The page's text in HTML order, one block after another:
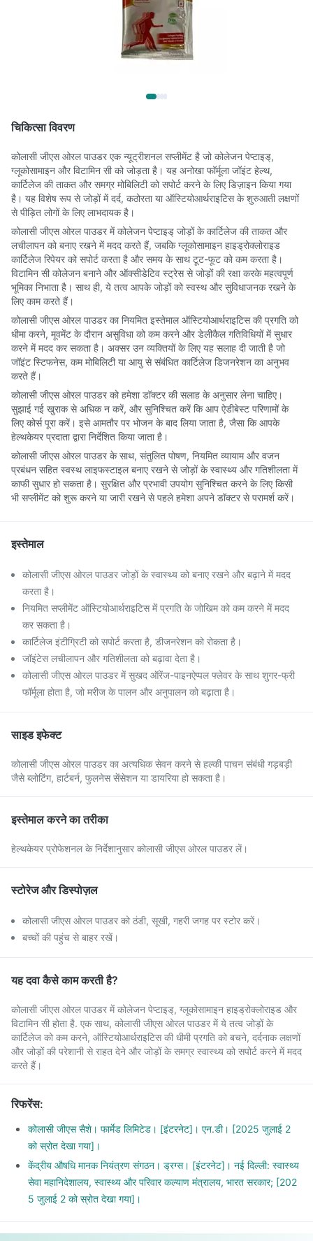
चिकित्सा विवरण
कोलासी जीएस ओरल पाउडर एक न्यूट्रीशनल सप्लीमेंट है जो कोलेजन पेप्टाइड्,
ग्लूकोसामाइन और विटामिन सी को जोड़ता है। यह अनोखा फॉर्मूला जॉइंट हेल्थ,
कार्टिलेज की ताकत और समग्र मोबिलिटी को सपोर्ट करने के लिए डिज़ाइन किया गया
है। यह विशेष रूप से जोड़ों में दर्द, कठोरता या ऑस्टियोआर्थराइटिस के शुरुआती लक्षणों
से पीड़ित लोगों के लिए लाभदायक है।
कोलासी जीएस ओरल पाउडर में कोलेजन पेप्टाइड् जोड़ों के कार्टिलेज की ताकत और
लचीलापन को बनाए रखने में मदद करते हैं, जबकि ग्लूकोसामाइन हाइड्रोक्लोराइड
कार्टिलेज रिपेयर को सपोर्ट करता है और समय के साथ टूट-फूट को कम करता है।
विटामिन सी कोलेजन बनाने और ऑक्सीडेटिव स्ट्रेस से जोड़ों की रक्षा करके महत्वपूर्ण
भूमिका निभाता है। साथ ही, ये तत्व आपके जोड़ों को स्वस्थ और सुविधाजनक रखने के
लिए काम करते हैं।
कोलासी जीएस ओरल पाउडर का नियमित इस्तेमाल ऑस्टियोआर्थराइटिस की प्रगति को
धीमा करने, मूवमेंट के दौरान असुविधा को कम करने और डेलीकैल गतिविधियों में सुधार
करने में मदद कर सकता है। अक्सर उन व्यक्तियों के लिए यह सलाह दी जाती है जो
जॉइंट स्टिफनेस, कम मोबिलिटी या आयु से संबंधित कार्टिलेज डिजनरेशन का अनुभव
करते हैं।
कोलासी जीएस ओरल पाउडर को हमेशा डॉक्टर की सलाह के अनुसार लेना चाहिए।
सुझाई गई खुराक से अधिक न करें, और सुनिश्चित करें कि आप ऐडीबेस्ट परिणामों के
लिए कोर्स पूरा करें। इसे आमतौर पर भोजन के बाद लिया जाता है, जैसा कि आपके
हेल्थकेयर प्रदाता द्वारा निर्देशित किया जाता है।
कोलासी जीएस ओरल पाउडर के साथ, संतुलित पोषण, नियमित व्यायाम और वजन
प्रबंधन सहित स्वस्थ लाइफस्टाइल बनाए रखने से जोड़ों के स्वास्थ्य और गतिशीलता में
काफी सुधार हो सकता है। सुरक्षित और प्रभावी उपयोग सुनिश्चित करने के लिए किसी
भी सप्लीमेंट को शुरू करने या जारी रखने से पहले हमेशा अपने डॉक्टर से परामर्श करें।
इस्तेमाल
कोलासी जीएस ओरल पाउडर जोड़ों के स्वास्थ्य को बनाए रखने और बढ़ाने में मदद
करता है।
नियमित सप्लीमेंट ऑस्टियोआर्थराइटिस में प्रगति के जोखिम को कम करने में मदद
कर सकता है।
कार्टिलेज इंटीग्रिटी को सपोर्ट करता है, डीजनरेशन को रोकता है।
जॉइंटेस लचीलापन और गतिशीलता को बढ़ावा देता है।
कोलासी जीएस ओरल पाउडर में सुखद ऑरेंज-पाइनऐप्पल फ्लेवर के साथ शुगर-फ्री
फॉर्मूला होता है, जो मरीज के पालन और अनुपालन को बढ़ाता है।
साइड इफेक्ट
कोलासी जीएस ओरल पाउडर का अत्यधिक सेवन करने से हल्की पाचन संबंधी गड़बड़ी
जैसे ब्लोटिंग, हार्टबर्न, फुलनेस सेंसेशन या डायरिया हो सकता है।
इस्तेमाल करने का तरीका
हेल्थकेयर प्रोफेशनल के निर्देशानुसार कोलासी जीएस ओरल पाउडर लें।
स्टोरेज और डिस्पोज़ल
कोलासी जीएस ओरल पाउडर को ठंडी, सूखी, गहरी जगह पर स्टोर करें।
बच्चों की पहुंच से बाहर रखें।
यह दवा कैसे काम करती है?
कोलासी जीएस ओरल पाउडर में कोलेजन पेप्टाइड्, ग्लूकोसामाइन हाइड्रोक्लोराइड और
विटामिन सी होता है. एक साथ, कोलासी जीएस ओरल पाउडर में ये तत्व जोड़ों के
कार्टिलेज को कम करने, ऑस्टियोआर्थराइटिस की धीमी प्रगति को बचने, दर्दनाक लक्षणों
और जोड़ों की परेशानी से राहत देने और जोड़ों के समग्र स्वास्थ्य को सपोर्ट करने में मदद
करते हैं।
रिफरेंस:
कोलासी जीएस सैशे। फार्मेड लिमिटेड। [इंटरनेट]। एन.डी। [2025 जुलाई 2
को स्रोत देखा गया]।
केंद्रीय औषधि मानक नियंत्रण संगठन। ड्रग्स। [इंटरनेट]। नई दिल्ली: स्वास्थ्य
सेवा महानिदेशालय, स्वास्थ्य और परिवार कल्याण मंत्रालय, भारत सरकार; [202
5 जुलाई 2 को स्रोत देखा गया]।